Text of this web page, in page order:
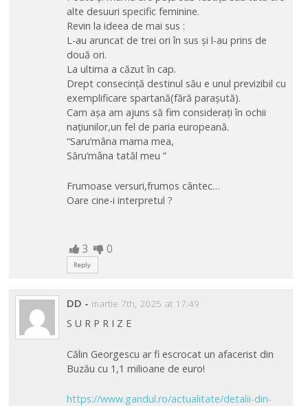
alte desuuri specific feminine.
Revin la ideea de mai sus :
L-au aruncat de trei ori în sus și l-au prins de
două ori.
La ultima a căzut în cap.
Drept consecință destinul său e unul previzibil cu
exemplificare spartană(fără parașută).
Cam așa am ajuns să fim considerați în ochii
națiunilor,un fel de paria europeană.
“Saru’mâna mama mea,
Săru’mâna tatăl meu ”
Frumoase versuri,frumos cântec…
Oare cine-i interpretul ?
3 0
Reply
DD - martie 7th, 2025 at 17:49
S U R P R I Z E
Călin Georgescu ar fi escrocat un afacerist din
Buzău cu 1,1 milioane de euro!
https://www.gandul.ro/actualitate/detalii-din-